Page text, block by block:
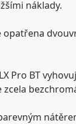
náklady.
opatřena
Pro BT
zcela